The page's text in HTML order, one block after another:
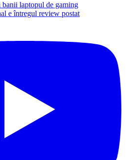
banii laptopul de gaming
e întregul review postat